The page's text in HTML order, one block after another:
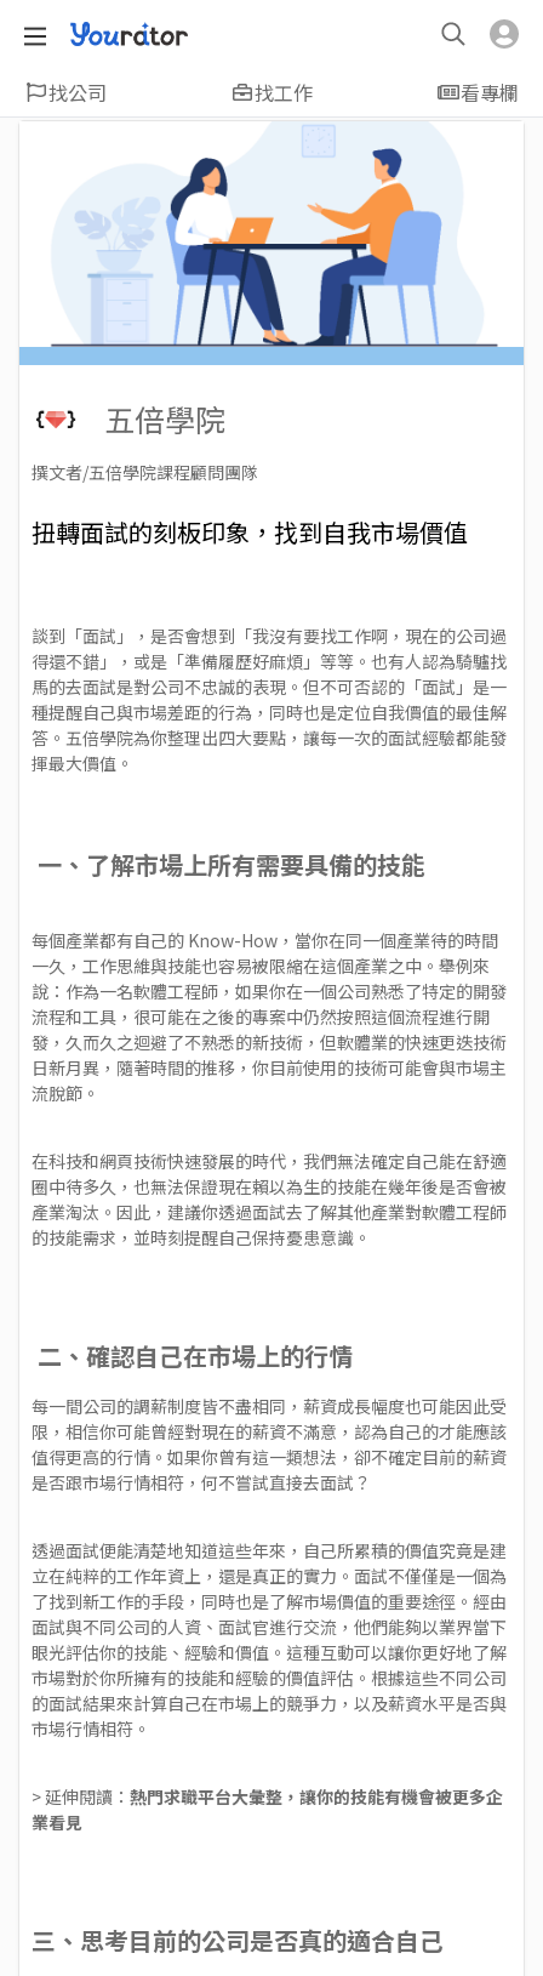
找公司 找工作 看專欄
五倍學院
撰文者/五倍學院課程顧問團隊
扭轉面試的刻板印象，找到自我市場價值
談到「面試」，是否會想到「我沒有要找工作啊，現在的公司過
得還不錯」，或是「準備履歷好麻煩」等等。也有人認為騎驢找
馬的去面試是對公司不忠誠的表現。但不可否認的「面試」是一
種提醒自己與市場差距的行為，同時也是定位自我價值的最佳解
答。五倍學院為你整理出四大要點，讓每一次的面試經驗都能發
揮最大價值。
一、了解市場上所有需要具備的技能
每個產業都有自己的 Know-How，當你在同一個產業待的時間
一久，工作思維與技能也容易被限縮在這個產業之中。舉例來
說：作為一名軟體工程師，如果你在一個公司熟悉了特定的開發
流程和工具，很可能在之後的專案中仍然按照這個流程進行開
發，久而久之迴避了不熟悉的新技術，但軟體業的快速更迭技術
日新月異，隨著時間的推移，你目前使用的技術可能會與市場主
流脫節。
在科技和網頁技術快速發展的時代，我們無法確定自己能在舒適
圈中待多久，也無法保證現在賴以為生的技能在幾年後是否會被
產業淘汰。因此，建議你透過面試去了解其他產業對軟體工程師
的技能需求，並時刻提醒自己保持憂患意識。
二、確認自己在市場上的行情
每一間公司的調薪制度皆不盡相同，薪資成長幅度也可能因此受
限，相信你可能曾經對現在的薪資不滿意，認為自己的才能應該
值得更高的行情。如果你曾有這一類想法，卻不確定目前的薪資
是否跟市場行情相符，何不嘗試直接去面試？
透過面試便能清楚地知道這些年來，自己所累積的價值究竟是建
立在純粹的工作年資上，還是真正的實力。面試不僅僅是一個為
了找到新工作的手段，同時也是了解市場價值的重要途徑。經由
面試與不同公司的人資、面試官進行交流，他們能夠以業界當下
眼光評估你的技能、經驗和價值。這種互動可以讓你更好地了解
市場對於你所擁有的技能和經驗的價值評估。根據這些不同公司
的面試結果來計算自己在市場上的競爭力，以及薪資水平是否與
市場行情相符。
> 延伸閱讀： 熱門求職平台大彙整，讓你的技能有機會被更多企
業看見
三、思考目前的公司是否真的適合自己